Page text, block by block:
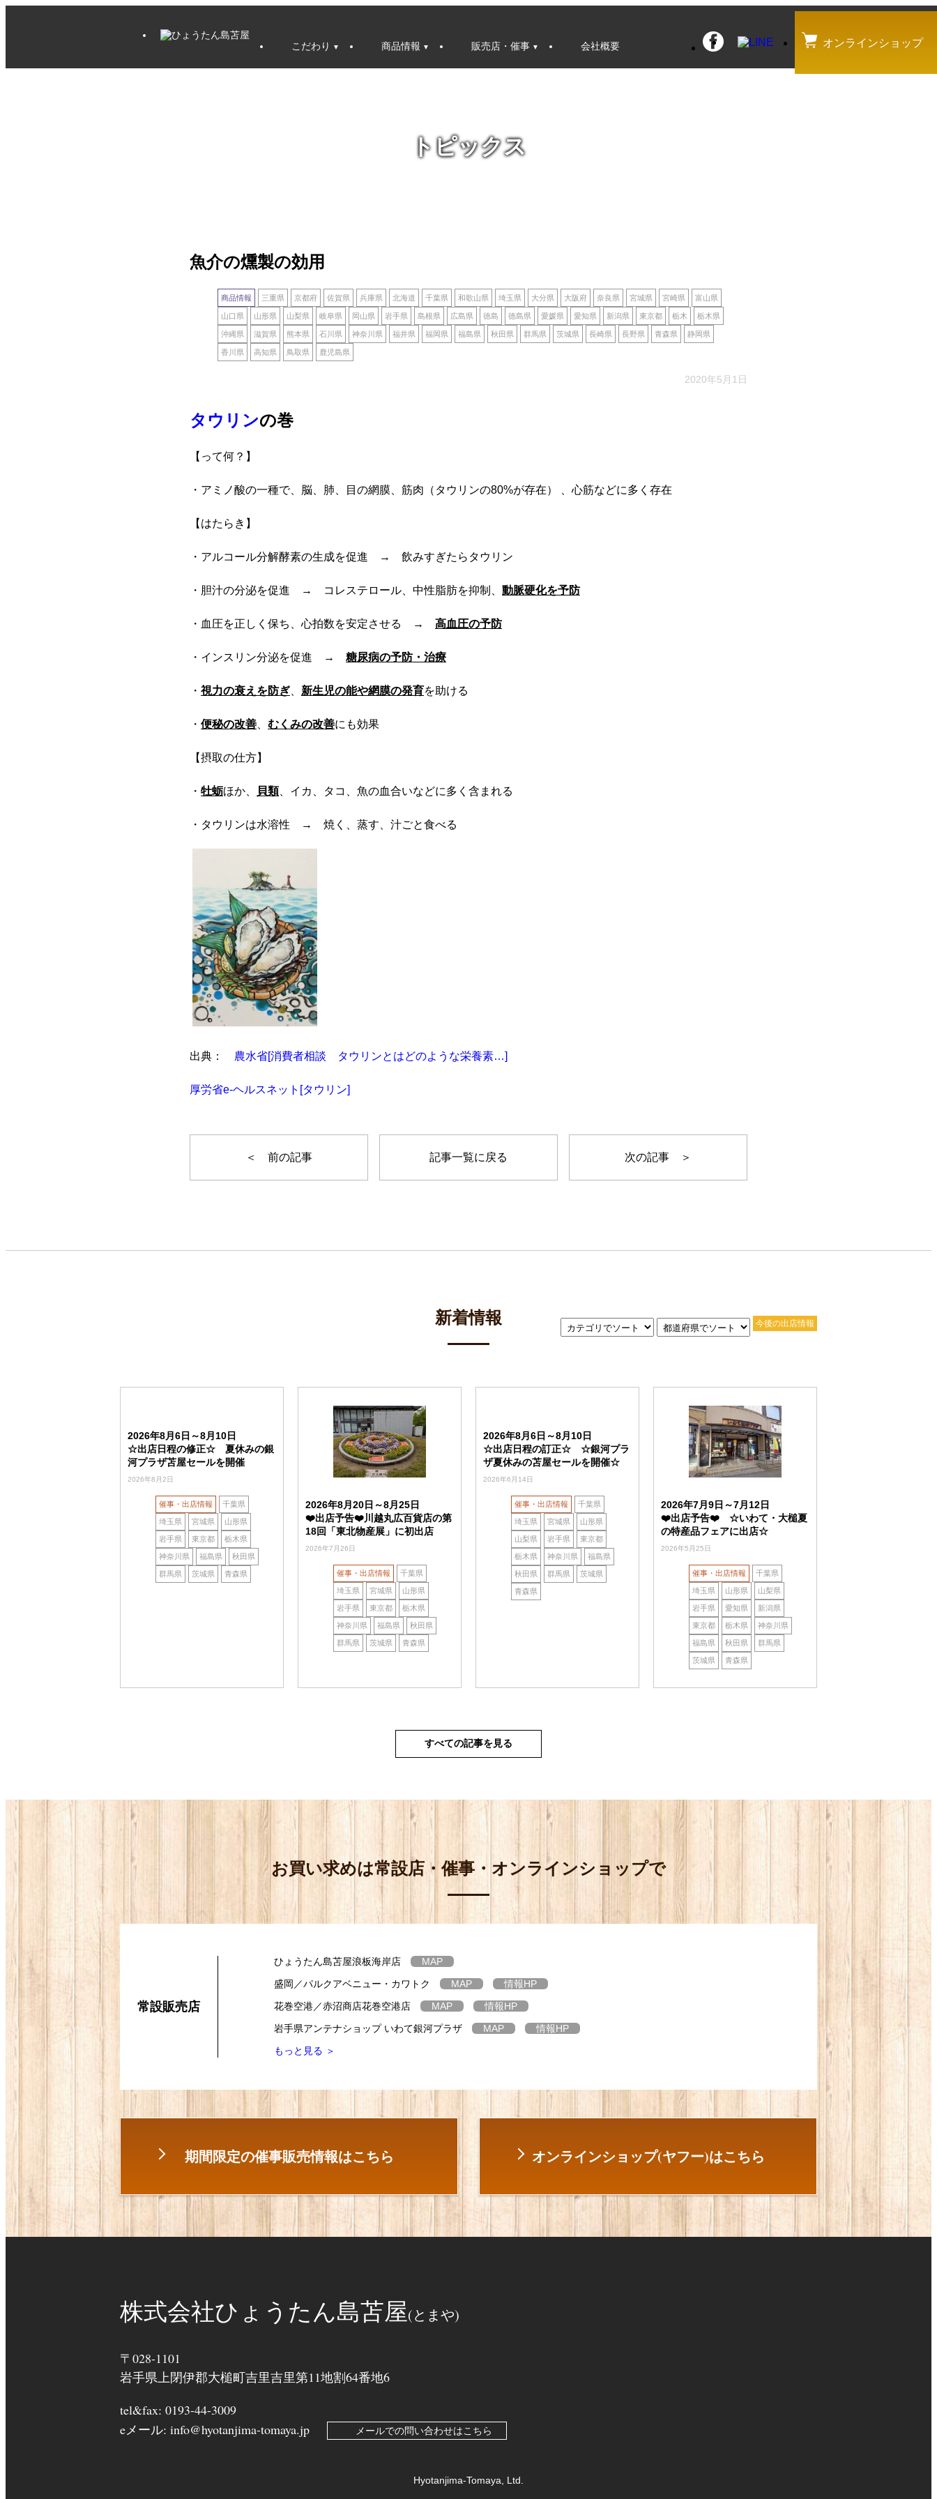
こだわり 商品情報 販売店・催事 会社概要 オンラインショップ
トピックス
魚介の燻製の効用
商品情報 三重県 京都府 佐賀県 兵庫県 北海道 千葉県 和歌山県 埼玉県 大分県 大阪府 奈良県 宮城県 宮崎県 富山県
山口県 山形県 山梨県 岐阜県 岡山県 岩手県 島根県 広島県 徳島 徳島県 愛媛県 愛知県 新潟県 東京都 栃木 栃木県
沖縄県 滋賀県 熊本県 石川県 神奈川県 福井県 福岡県 福島県 秋田県 群馬県 茨城県 長崎県 長野県 青森県 静岡県
香川県 高知県 鳥取県 鹿児島県
2020年5月1日
タウリンの巻
【って何？】
・アミノ酸の一種で、脳、肺、目の網膜、筋肉（タウリンの80%が存在） 、心筋などに多く存在
【はたらき】
・アルコール分解酵素の生成を促進 → 飲みすぎたらタウリン
・胆汁の分泌を促進 → コレステロール、中性脂肪を抑制、 動脈硬化を予防
・血圧を正しく保ち、心拍数を安定させる → 高血圧の予防
・インスリン分泌を促進 → 糖尿病の予防・治療
・ 視力の衰えを防ぎ 新生児の能や網膜の発育を助ける
・ 便秘の改善 むくみの改善にも効果
【摂取の仕方】
・ 牡蛎ほか、 貝類、イカ、タコ、魚の血合いなどに多く含まれる
・タウリンは水溶性 → 焼く、蒸す、汁ごと食べる
出典： 農水省[消費者相談 タウリンとはどのような栄養素…]
厚労省e-ヘルスネット[タウリン]
＜ 前の記事 記事一覧に戻る 次の記事 ＞
新着情報 今後の出店情報
2026年8月6日～8月10日
☆出店日程の修正☆ 夏休みの銀
河プラザ苫屋セールを開催
2026年8月2日
催事・出店情報 千葉県
埼玉県 宮城県 山形県
岩手県 東京都 栃木県
神奈川県 福島県 秋田県
群馬県 茨城県 青森県
2026年8月20日～8月25日
❤️出店予告❤️川越丸広百貨店の第
18回「東北物産展」に初出店
2026年7月26日
催事・出店情報 千葉県
埼玉県 宮城県 山形県
岩手県 東京都 栃木県
神奈川県 福島県 秋田県
群馬県 茨城県 青森県
2026年8月6日～8月10日
☆出店日程の訂正☆ ☆銀河プラ
ザ夏休みの苫屋セールを開催☆
2026年6月14日
催事・出店情報 千葉県
埼玉県 宮城県 山形県
山梨県 岩手県 東京都
栃木県 神奈川県 福島県
秋田県 群馬県 茨城県
青森県
2026年7月9日～7月12日
❤️出店予告❤️ ☆いわて・大槌夏
の特産品フェアに出店☆
2026年5月25日
催事・出店情報 千葉県
埼玉県 山形県 山梨県
岩手県 愛知県 新潟県
東京都 栃木県 神奈川県
福島県 秋田県 群馬県
茨城県 青森県
すべての記事を見る
お買い求めは常設店・催事・オンラインショップで
常設販売店
ひょうたん島苫屋浪板海岸店
MAP
盛岡／パルクアベニュー・カワトク
MAP 情報HP
花巻空港／赤沼商店花巻空港店
MAP 情報HP
岩手県アンテナショップ いわて銀河プラザ
MAP 情報HP
もっと見る ＞
期間限定の催事販売情報はこちら オンラインショップ(ヤフー)はこちら
株式会社ひょうたん島苫屋(とまや)
〒028-1101
岩手県上閉伊郡大槌町吉里吉里第11地割64番地6
tel&fax: 0193-44-3009
eメール: info@hyotanjima-tomaya.jp
メールでの問い合わせはこちら
Hyotanjima-Tomaya, Ltd.